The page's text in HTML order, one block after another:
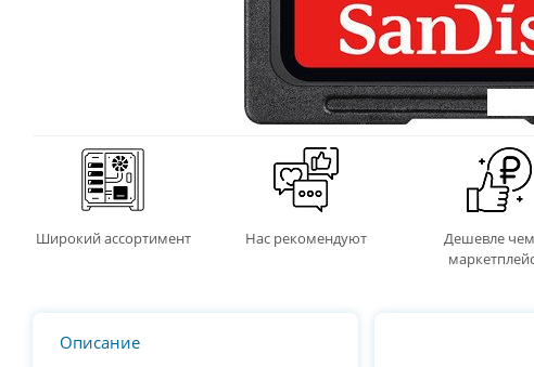
Широкий ассортимент Нас рекомендуют
Дешевле
Описание